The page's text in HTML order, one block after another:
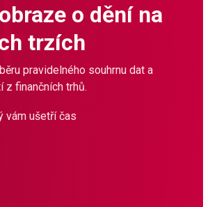
o dění na
trzích
pravidelného souhrnu dat a
z finančních trhů.
vám ušetří čas